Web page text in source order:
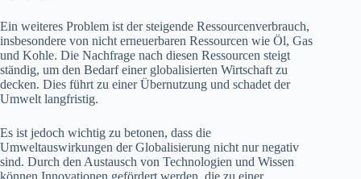
Ein weiteres Problem ist der steigende Ressourcenverbrauch,
insbesondere von nicht erneuerbaren Ressourcen wie Öl, Gas
und Kohle. Die Nachfrage nach diesen Ressourcen steigt
ständig, um den Bedarf einer globalisierten Wirtschaft zu
decken. Dies führt zu einer Übernutzung und schadet der
Umwelt langfristig.
Es ist jedoch wichtig zu betonen, dass die
Umweltauswirkungen der Globalisierung nicht nur negativ
sind. Durch den Austausch von Technologien und Wissen
können Innovationen gefördert werden, die zu einer